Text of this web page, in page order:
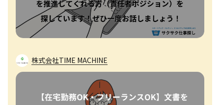
株式会社TIME MACHINE